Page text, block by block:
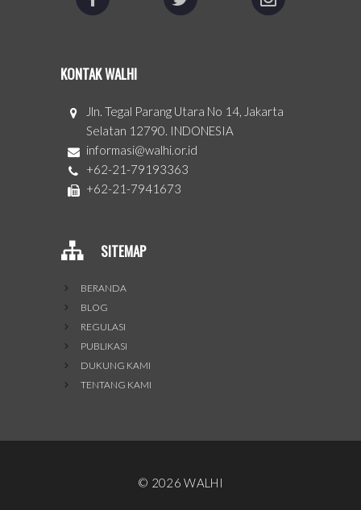
KONTAK WALHI
Jln. Tegal Parang Utara No 14, Jakarta
Selatan 12790. INDONESIA
informasi@walhi.or.id
+62-21-79193363
+62-21-7941673
SITEMAP
BERANDA
BLOG
REGULASI
PUBLIKASI
DUKUNG KAMI
TENTANG KAMI
© 2026 WALHI